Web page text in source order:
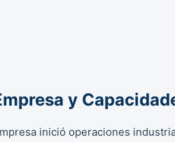
y
inició operaciones